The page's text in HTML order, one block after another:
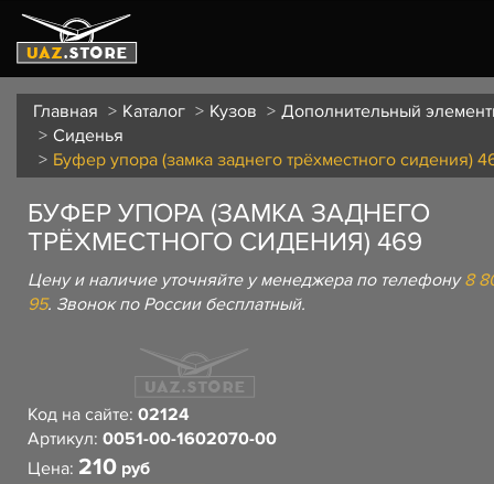
Главная Каталог Кузов
Дополнительный
Сиденья
Буфер упора (замка заднего трёхместного сидения)
БУФЕР УПОРА (ЗАМКА ЗАДНЕГО
ТРЁХМЕСТНОГО СИДЕНИЯ) 469
Цену и наличие уточняйте у менеджера по телефону8
95. Звонок по России бесплатный.
Код на сайте: 02124
Артикул: 0051-00-1602070-00
Цена: 210 руб